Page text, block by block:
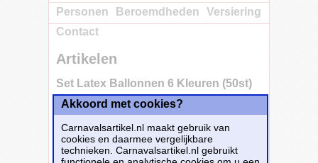
Personen
Beroemdheden
Versiering
Contact
Artikelen
Set Latex Ballonnen 6 Kleuren (50st)
Akkoord met cookies?
Carnavalsartikel.nl maakt gebruik van
cookies en daarmee vergelijkbare
technieken. Carnavalsartikel.nl gebruikt